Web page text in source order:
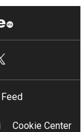
Cookie Center